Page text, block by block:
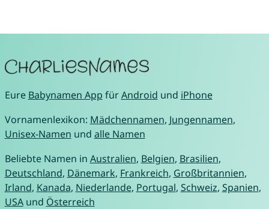
Eure Babynamen App fürAndroid und iPhone
Vornamenlexikon: Mädchennamen, Jungennamen,
Unisex-Namen und alle Namen
Beliebte Namen in Australien, Belgien, Brasilien,
Deutschland, Dänemark, Frankreich, Großbritannien,
Irland, Kanada, Niederlande, Portugal, Schweiz, Spanien,
USAund Österreich